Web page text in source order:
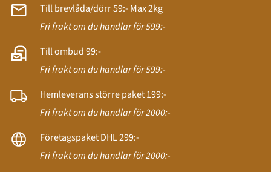
Till brevlåda/dörr 59:- Max 2kg
Fri frakt om du handlar för 599:-
Till ombud 99:-
Fri frakt om du handlar för 599:-
Hemleverans större paket 199:-
Fri frakt om du handlar för 2000:-
Företagspaket DHL 299:-
Fri frakt om du handlar för 2000:-